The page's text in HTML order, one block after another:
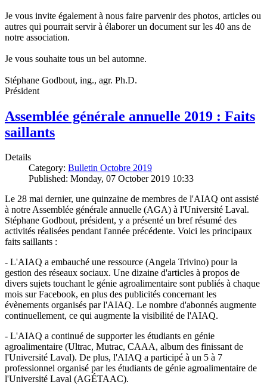
Je vous invite également à nous faire parvenir des photos, articles ou
autres qui pourrait servir à élaborer un document sur les 40 ans de
notre association.
Je vous souhaite tous un bel automne.
Stéphane Godbout, ing., agr. Ph.D.
Président
Assemblée générale annuelle 2019 : Faits
saillants
Details
Category: Bulletin Octobre 2019
Published: Monday, 07 October 2019 10:33
Le 28 mai dernier, une quinzaine de membres de l'AIAQ ont assisté
à notre Assemblée générale annuelle (AGA) à l'Université Laval.
Stéphane Godbout, président, y a présenté un bref résumé des
activités réalisées pendant l'année précédente. Voici les principaux
faits saillants :
- L'AIAQ a embauché une ressource (Angela Trivino) pour la
gestion des réseaux sociaux. Une dizaine d'articles à propos de
divers sujets touchant le génie agroalimentaire sont publiés à chaque
mois sur Facebook, en plus des publicités concernant les
évènements organisés par l'AIAQ. Le nombre d'abonnés augmente
continuellement, ce qui augmente la visibilité de l'AIAQ.
- L'AIAQ a continué de supporter les étudiants en génie
agroalimentaire (Ultrac, Mutrac, CAAA, album des finissant de
l'Université Laval). De plus, l'AIAQ a participé à un 5 à 7
professionnel organisé par les étudiants de génie agroalimentaire de
l'Université Laval (AGÉTAAC).